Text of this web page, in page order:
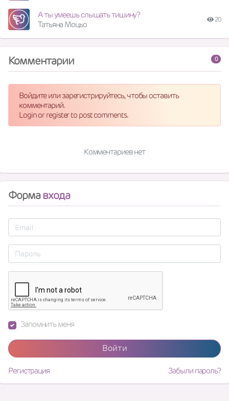
А ты умеешь слышать тишину?
Татьяна Моцьо
20
0
Комментарии
Войдите или зарегистрируйтесь, чтобы оставить
комментарий.
Login or register to post comments.
Комментариев нет
Формавхода
Запомнить меня
Войти
Регистрация Забыли пароль?